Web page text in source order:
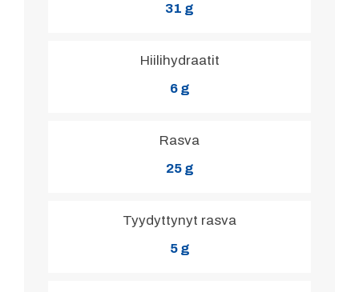
31 g
Hiilihydraatit
6 g
Rasva
25 g
Tyydyttynyt rasva
5 g